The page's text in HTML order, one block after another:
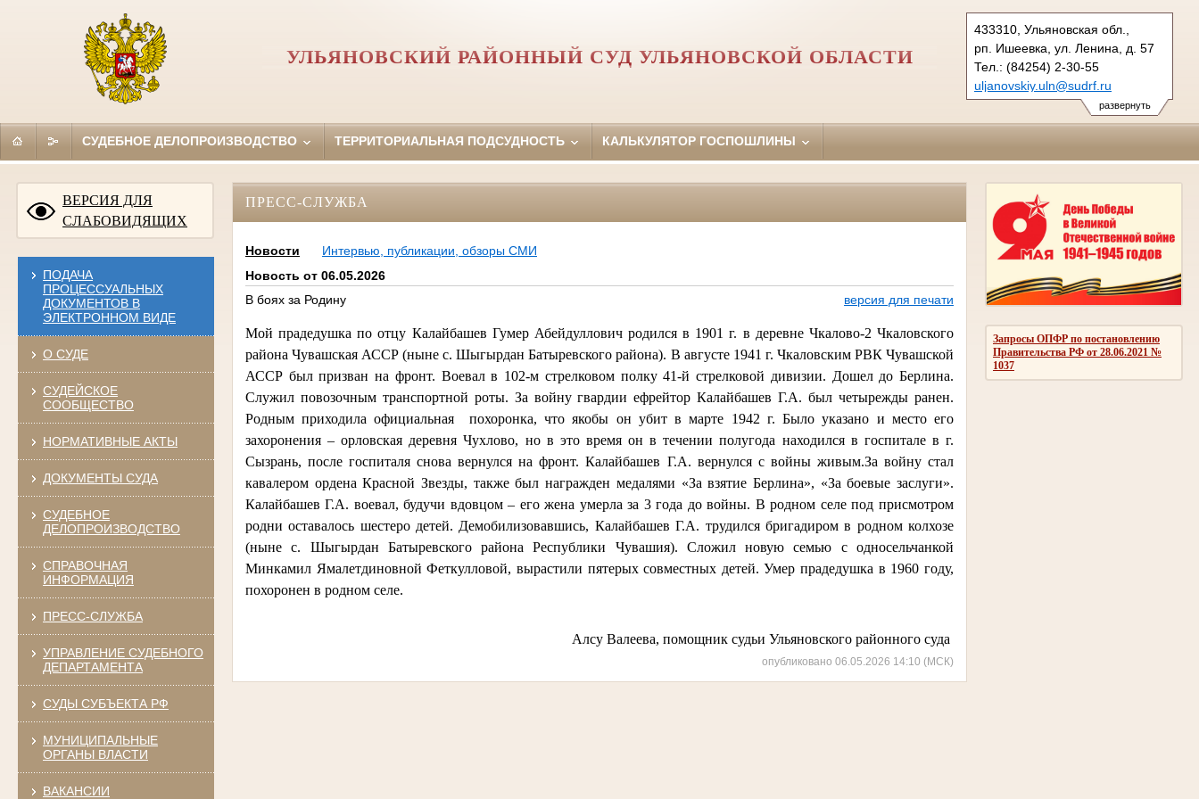
развернуть
433310, Ульяновская обл.,
рп. Ишеевка, ул. Ленина, д. 57
Тел.: (84254) 2-30-55
uljanovskiy.uln@sudrf.ru
УЛЬЯНОВСКИЙ РАЙОННЫЙ СУД УЛЬЯНОВСКОЙ ОБЛАСТИ
СУДЕБНОЕ ДЕЛОПРОИЗВОДСТВО ТЕРРИТОРИАЛЬНАЯ ПОДСУДНОСТЬ КАЛЬКУЛЯТОР ГОСПОШЛИНЫ
ВЕРСИЯ ДЛЯ
СЛАБОВИДЯЩИХ
ПОДАЧА
ПРОЦЕССУАЛЬНЫХ
ДОКУМЕНТОВ В
ЭЛЕКТРОННОМ ВИДЕ
О СУДЕ
СУДЕЙСКОЕ
СООБЩЕСТВО
НОРМАТИВНЫЕ АКТЫ
ДОКУМЕНТЫ СУДА
СУДЕБНОЕ
ДЕЛОПРОИЗВОДСТВО
СПРАВОЧНАЯ
ИНФОРМАЦИЯ
ПРЕСС-СЛУЖБА
УПРАВЛЕНИЕ СУДЕБНОГО
ДЕПАРТАМЕНТА
СУДЫ СУБЪЕКТА РФ
МУНИЦИПАЛЬНЫЕ
ОРГАНЫ ВЛАСТИ
ВАКАНСИИ
Запросы ОПФР по постановлению
Правительства РФ от 28.06.2021 №
1037
ПРЕСС-СЛУЖБА
Новости
Интервью, публикации, обзоры СМИ
Новость от 06.05.2026
В боях за Родину
версия для печати
Мой прадедушка по отцу Калайбашев Гумер Абейдуллович родился в 1901 г. в деревне Чкалово-2 Чкаловского
района Чувашская АССР (ныне с. Шыгырдан Батыревского района). В августе 1941 г. Чкаловским РВК Чувашской
АССР был призван на фронт. Воевал в 102-м стрелковом полку 41-й стрелковой дивизии. Дошел до Берлина.
Служил повозочным транспортной роты. За войну гвардии ефрейтор Калайбашев Г.А. был четырежды ранен.
Родным приходила официальная
похоронка, что якобы он убит в марте 1942 г. Было указано и место его
захоронения – орловская деревня Чухлово, но в это время он в течении полугода находился в госпитале в г.
Сызрань, после госпиталя снова вернулся на фронт. Калайбашев Г.А. вернулся с войны живым.За войну стал
кавалером ордена Красной Звезды, также был награжден медалями «За взятие Берлина», «За боевые заслуги».
Калайбашев Г.А. воевал, будучи вдовцом – его жена умерла за 3 года до войны. В родном селе под присмотром
родни оставалось шестеро детей. Демобилизовавшись, Калайбашев Г.А. трудился бригадиром в родном колхозе
(ныне с. Шыгырдан Батыревского района Республики Чувашия). Сложил новую семью с односельчанкой
Минкамил Ямалетдиновной Феткулловой, вырастили пятерых совместных детей. Умер прадедушка в 1960 году,
похоронен в родном селе.
Алсу Валеева, помощник судьи Ульяновского районного суда
опубликовано 06.05.2026 14:10 (МСК)